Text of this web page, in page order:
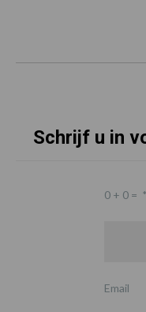
Schrijf u in
0 + 0 = *
Email